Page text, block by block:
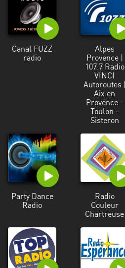
Canal FUZZ
radio
Alpes
Provence |
107.7 Radio
VINCI
Autoroutes |
Aix en
Provence -
Toulon -
Sisteron
Party Dance
Radio
Radio
Couleur
Chartreuse